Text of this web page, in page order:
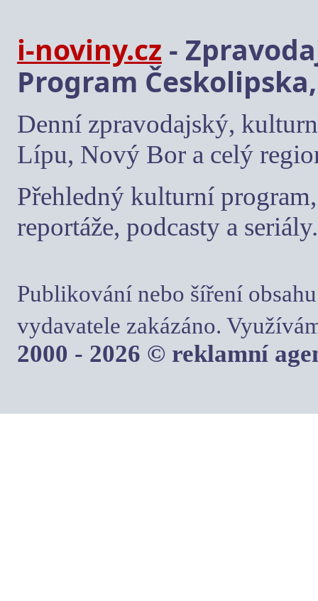
i-noviny.cz -
Program
Denní zpravodajský,
Lípu, Nový Bor a celý
Přehledný kulturní
reportáže, podcasty a seriály.
Publikování nebo šíření
vydavatele zakázáno.
2000 - 2026 © reklamní